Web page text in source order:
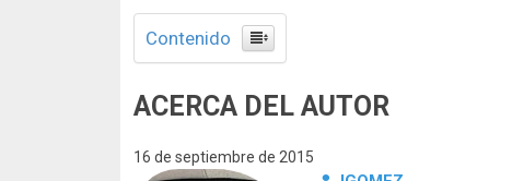
Contenido
ACERCA DEL AUTOR
16 de septiembre de 2015